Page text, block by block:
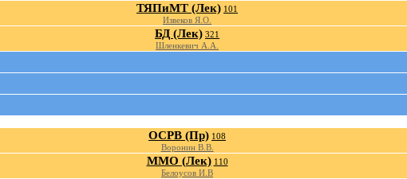
ТЯПиМТ (Лек) 101
Извеков Я.О.
БД (Лек) 321
Шленкевич А.А.
ОСРВ (Пр) 108
Воронин В.В.
ММО (Лек) 110
Белоусов И.В